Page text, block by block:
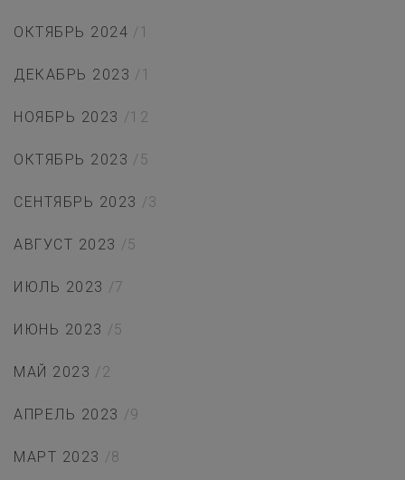
ОКТЯБРЬ 2024 /1
ДЕКАБРЬ 2023 /1
НОЯБРЬ 2023 /12
ОКТЯБРЬ 2023 /5
СЕНТЯБРЬ 2023 /3
АВГУСТ 2023 /5
ИЮЛЬ 2023 /7
ИЮНЬ 2023 /5
МАЙ 2023 /2
АПРЕЛЬ 2023 /9
МАРТ 2023 /8